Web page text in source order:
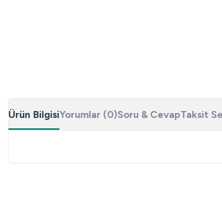
Ürün BilgisiYorumlar (0)Soru & CevapTaksit